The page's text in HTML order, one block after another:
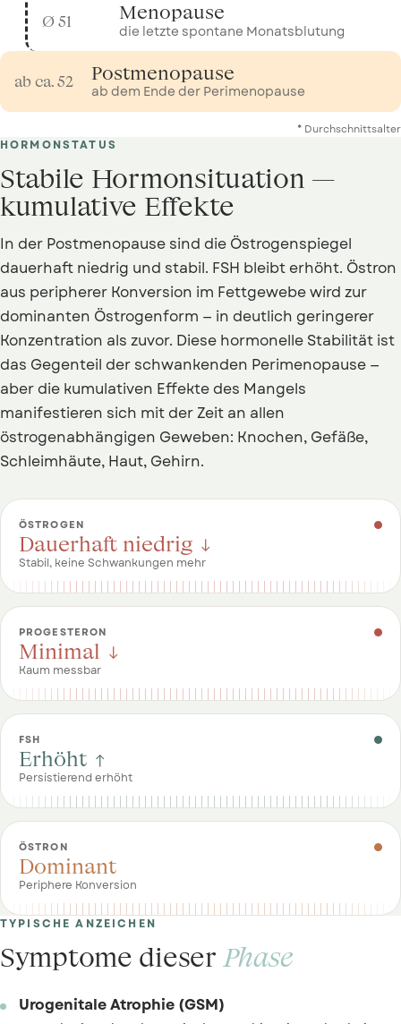
Ø 51 Menopause
die letzte spontane Monatsblutung
ab ca. 52 Postmenopause
ab dem Ende der Perimenopause
* Durchschnittsalter
HORMONSTATUS
Stabile Hormonsituation —
kumulative Effekte
In der Postmenopause sind die Östrogenspiegel
dauerhaft niedrig und stabil. FSH bleibt erhöht. Östron
aus peripherer Konversion im Fettgewebe wird zur
dominanten Östrogenform — in deutlich geringerer
Konzentration als zuvor. Diese hormonelle Stabilität ist
das Gegenteil der schwankenden Perimenopause —
aber die kumulativen Effekte des Mangels
manifestieren sich mit der Zeit an allen
östrogenabhängigen Geweben: Knochen, Gefäße,
Schleimhäute, Haut, Gehirn.
ÖSTROGEN
Dauerhaft niedrig ↓
Stabil, keine Schwankungen mehr
PROGESTERON
Minimal ↓
Kaum messbar
FSH
Erhöht ↑
Persistierend erhöht
ÖSTRON
Dominant
Periphere Konversion
TYPISCHE ANZEICHEN
Symptome dieser Phase
Urogenitale Atrophie (GSM)